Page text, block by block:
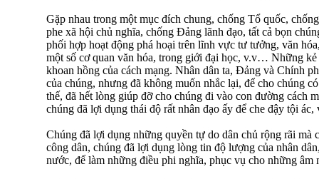
Gặp nhau trong một mục đích chung, chống Tổ quốc,
phe xã hội chủ nghĩa, chống Đảng lãnh đạo, tất cả bọn
phối hợp hoạt động phá hoại trên lĩnh vực tư tưởng, văn
một số cơ quan văn hóa, trong giới đại học, v.v… Những
khoan hồng của cách mạng. Nhân dân ta, Đảng và Chính
của chúng, nhưng đã không muốn nhắc lại, để cho chúng
thế, đã hết lòng giúp đỡ cho chúng đi vào con đường cách
chúng đã lợi dụng thái độ rất nhân đạo ấy để che đậy tội ác,
Chúng đã lợi dụng những quyền tự do dân chủ rộng rãi mà
công dân, chúng đã lợi dụng lòng tin độ lượng của nhân
nước, để làm những điều phi nghĩa, phục vụ cho những âm